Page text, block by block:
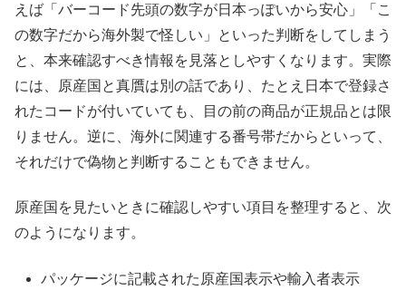
えば「バーコード先頭の数字が日本っぽいから安心」「こ
の数字だから海外製で怪しい」といった判断をしてしまう
と、本来確認すべき情報を見落としやすくなります。実際
には、原産国と真贋は別の話であり、たとえ日本で登録さ
れたコードが付いていても、目の前の商品が正規品とは限
りません。逆に、海外に関連する番号帯だからといって、
それだけで偽物と判断することもできません。
原産国を見たいときに確認しやすい項目を整理すると、次
のようになります。
パッケージに記載された原産国表示や輸入者表示